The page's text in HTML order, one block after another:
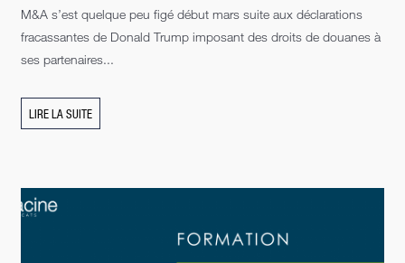
M&A s’est quelque peu figé début mars suite aux déclarations
fracassantes de Donald Trump imposant des droits de douanes à
ses partenaires...
LIRE LA SUITE